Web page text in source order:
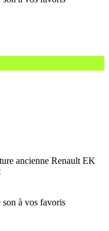
ancienne Renault EK